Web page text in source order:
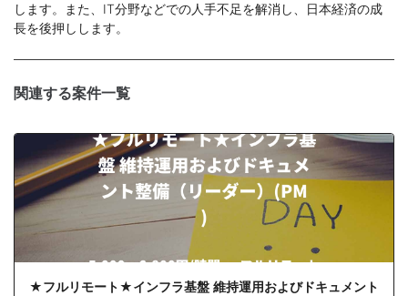
します。また、IT分野などでの人手不足を解消し、日本経済の成
長を後押しします。
関連する案件一覧
★フルリモート★インフラ基盤 維持運用およびドキュメント